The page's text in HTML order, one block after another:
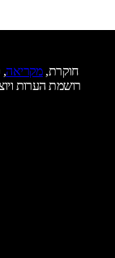
חוקרת,מקריאה,
רושמת הערות